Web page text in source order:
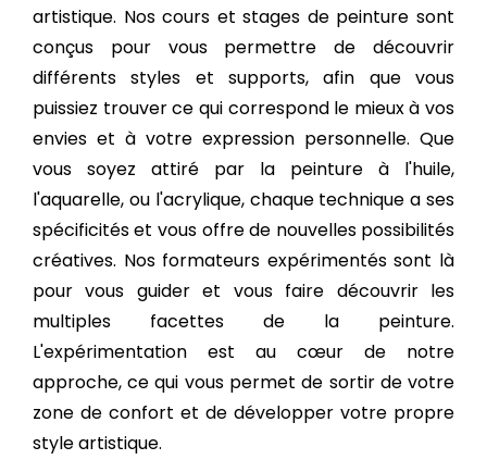
artistique. Nos cours et stages de peinture sont
conçus pour vous permettre de découvrir
différents styles et supports, afin que vous
puissiez trouver ce qui correspond le mieux à vos
envies et à votre expression personnelle. Que
vous soyez attiré par la peinture à l'huile,
l'aquarelle, ou l'acrylique, chaque technique a ses
spécificités et vous offre de nouvelles possibilités
créatives. Nos formateurs expérimentés sont là
pour vous guider et vous faire découvrir les
multiples facettes de la peinture.
L'expérimentation est au cœur de notre
approche, ce qui vous permet de sortir de votre
zone de confort et de développer votre propre
style artistique.